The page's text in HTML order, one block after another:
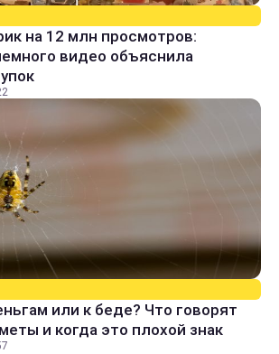
на 12 млн просмотров:
видео объяснила
или к беде? Что говорят
и когда это плохой знак